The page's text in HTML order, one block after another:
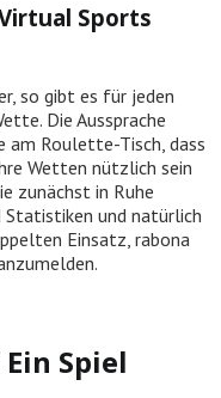
Sports
so gibt es für jeden
Die Aussprache
am Roulette-Tisch, dass
Wetten nützlich sein
zunächst in Ruhe
Statistiken und natürlich
Einsatz, rabona
Spiel